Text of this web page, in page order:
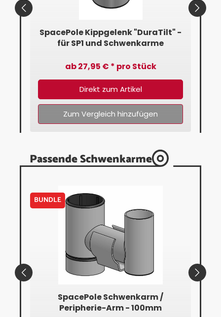
SpacePole Kippgelenk "DuraTilt" -
für SP1 und Schwenkarme
ab 27,95 € * pro Stück
Direkt zum Artikel
Zum Vergleich hinzufügen
Passende Schwenkarme
BUNDLE
SpacePole Schwenkarm /
Peripherie-Arm - 100mm